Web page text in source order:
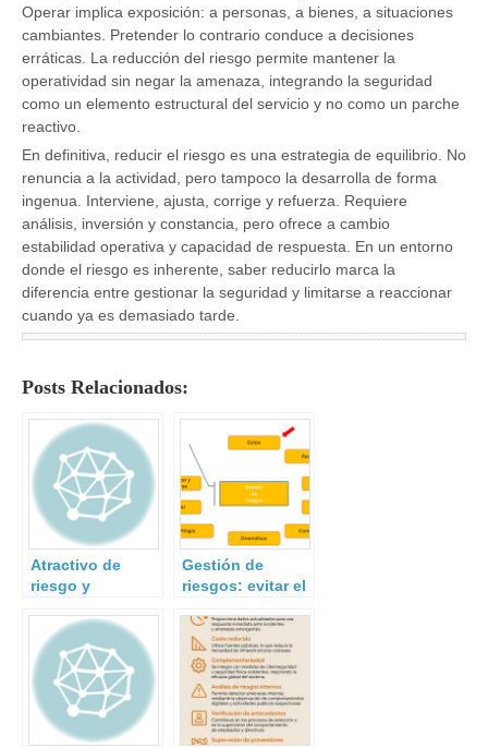
Operar implica exposición: a personas, a bienes, a situaciones
cambiantes. Pretender lo contrario conduce a decisiones
erráticas. La reducción del riesgo permite mantener la
operatividad sin negar la amenaza, integrando la seguridad
como un elemento estructural del servicio y no como un parche
reactivo.
En definitiva, reducir el riesgo es una estrategia de equilibrio. No
renuncia a la actividad, pero tampoco la desarrolla de forma
ingenua. Interviene, ajusta, corrige y refuerza. Requiere
análisis, inversión y constancia, pero ofrece a cambio
estabilidad operativa y capacidad de respuesta. En un entorno
donde el riesgo es inherente, saber reducirlo marca la
diferencia entre gestionar la seguridad y limitarse a reaccionar
cuando ya es demasiado tarde.
Posts Relacionados:
Atractivo de
riesgo y
del activo desde
la perspectiva
del agresor
Gestión de
riesgos: evitar el